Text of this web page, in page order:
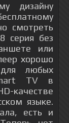
дизайну
смотреть
серия без
или
хорошо
любых
TV в
качестве
языке.
есть и